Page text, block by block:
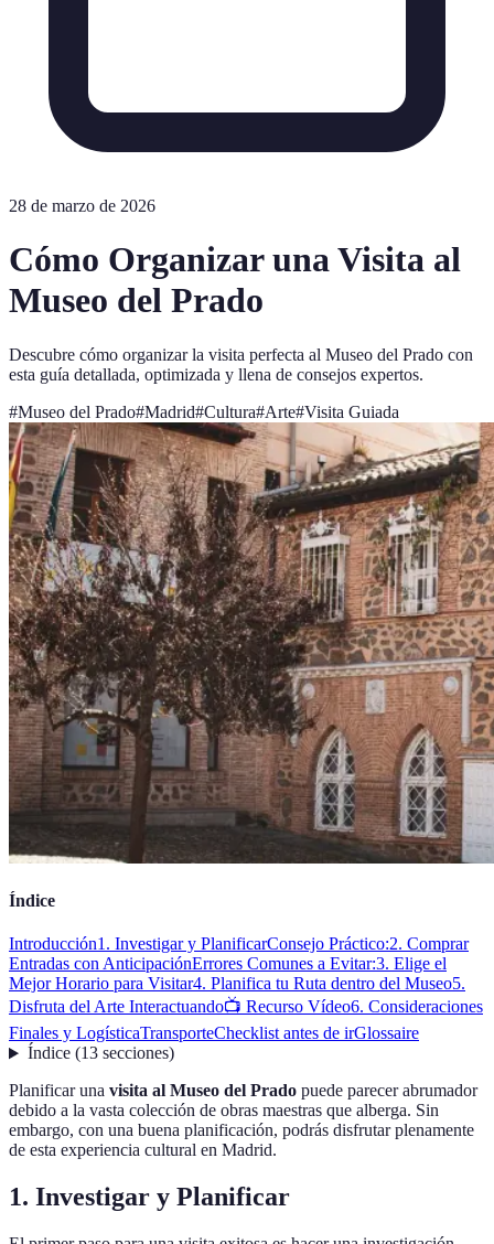
28 de marzo de 2026
Cómo Organizar una Visita al
Museo del Prado
Descubre cómo organizar la visita perfecta al Museo del Prado con
esta guía detallada, optimizada y llena de consejos expertos.
#Museo del Prado#Madrid#Cultura#Arte#Visita Guiada
Índice
Introducción1. Investigar y PlanificarConsejo Práctico:2. Comprar
Entradas con AnticipaciónErrores Comunes a Evitar:3. Elige el
Mejor Horario para Visitar4. Planifica tu Ruta dentro del Museo5.
Disfruta del Arte Interactuando📺 Recurso Vídeo6. Consideraciones
Finales y LogísticaTransporteChecklist antes de irGlossaire
Índice(13 secciones)
Planificar una visita al Museo del Prado puede parecer abrumador
debido a la vasta colección de obras maestras que alberga. Sin
embargo, con una buena planificación, podrás disfrutar plenamente
de esta experiencia cultural en Madrid.
1. Investigar y Planificar